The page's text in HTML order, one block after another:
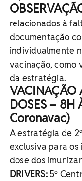
relacionados à
documentação
individualmente
vacinação, como
da estratégia.
VACINAÇÃO
DOSES – 8H
Coronavac)
A estratégia de
exclusiva para os
dose dos
DRIVERS: 5º